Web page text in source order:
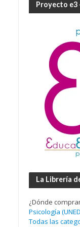
Proyecto e3
La Librería
¿Dónde
Psicología
Todas las